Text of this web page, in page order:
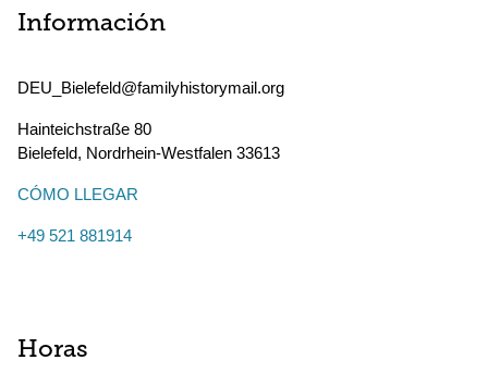
Información
DEU_Bielefeld@familyhistorymail.org
Hainteichstraße 80
Bielefeld, Nordrhein-Westfalen 33613
CÓMO LLEGAR
+49 521 881914
Horas